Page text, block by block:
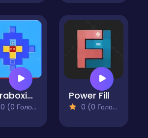
Paraboxical
0 (0 Голосів)
Power Fill
0 (0 Голосів)